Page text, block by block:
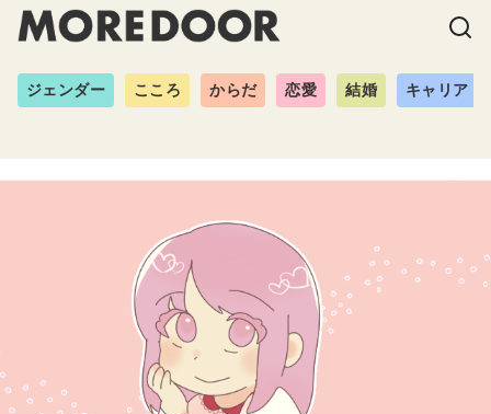
ジェンダー こころ からだ 恋愛 結婚 キャリア